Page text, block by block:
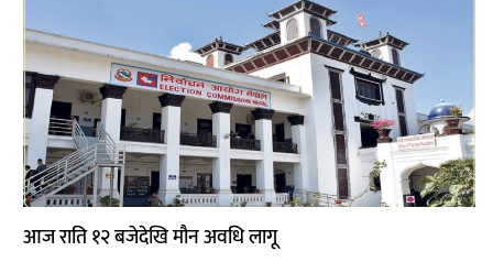
English
आज राति १२ बजेदेखि मौन अवधि लागू